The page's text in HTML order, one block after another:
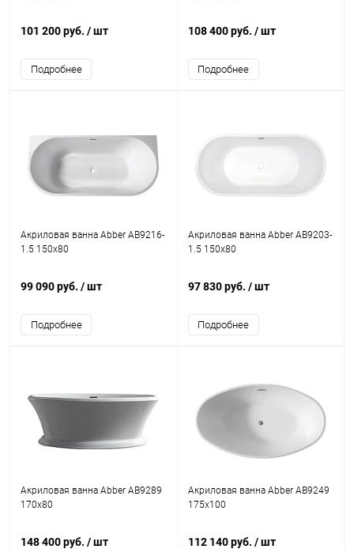
101 200 руб. / шт
Подробнее
108 400 руб. / шт
Подробнее
Акриловая ванна Abber AB9216-
1.5 150x80
99 090 руб. / шт
Подробнее
Акриловая ванна Abber AB9203-
1.5 150x80
97 830 руб. / шт
Подробнее
Акриловая ванна Abber AB9289
170x80
148 400 руб. / шт
Акриловая ванна Abber AB9249
175x100
112 140 руб. / шт